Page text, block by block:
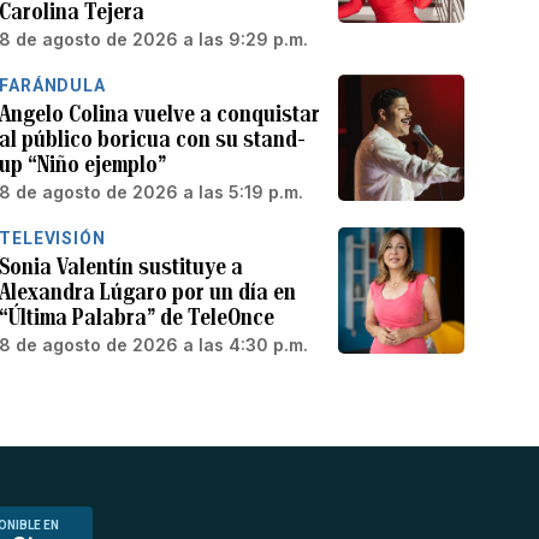
Carolina Tejera
8 de agosto de 2026 a las 9:29 p.m.
FARÁNDULA
Angelo Colina vuelve a conquistar
al público boricua con su stand-
up “Niño ejemplo”
8 de agosto de 2026 a las 5:19 p.m.
TELEVISIÓN
Sonia Valentín sustituye a
Alexandra Lúgaro por un día en
“Última Palabra” de TeleOnce
8 de agosto de 2026 a las 4:30 p.m.
EN